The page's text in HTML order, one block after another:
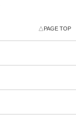
△PAGE TOP